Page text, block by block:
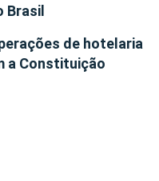
Brasil
de hotelaria
a Constituição